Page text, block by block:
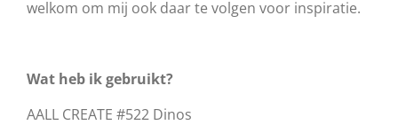
welkom om mij ook daar te volgen voor inspiratie.
Wat heb ik gebruikt?
AALL CREATE #522 Dinos